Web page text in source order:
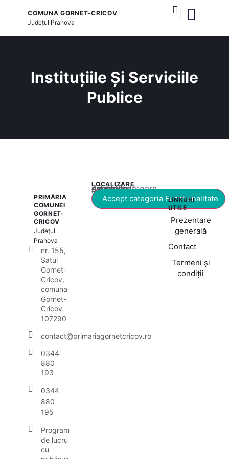
COMUNA GORNET-CRICOV
Județul Prahova
Instituțiile Și Serviciile
Publice
PRIMĂRIA
COMUNEI
GORNET-
CRICOV
Județul
Prahova
nr. 155,
Satul
Gornet-
Cricov,
comuna
Gornet-
Cricov
107290
contact@primariagornetcricov.ro
0344
880
193
0344
880
195
Program
de lucru
cu
LOCALIZARE
Acest conținut este blocat până când acceptați categoria corespunzătoare de cookie-uri.
Accept categoria Funcționalitate
LINKURI
UTILE
Prezentare
generală
Contact
Termeni și
condiții